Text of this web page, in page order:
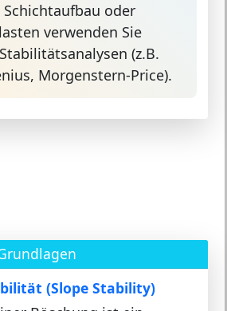
oder
verwenden Sie
(z.B.
Morgenstern-Price).
(Slope Stability)